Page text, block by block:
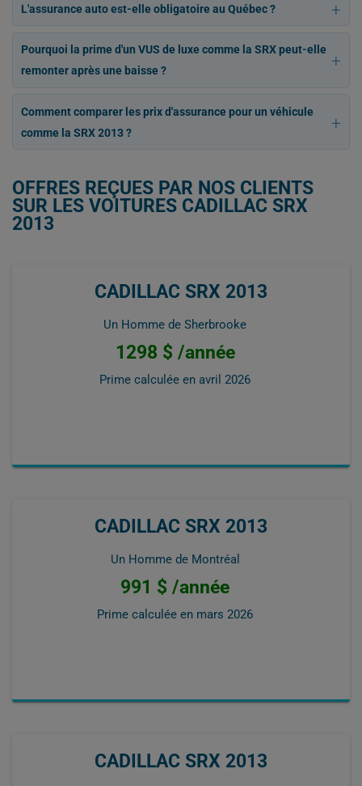
L'assurance auto est-elle obligatoire au Québec ?
Pourquoi la prime d'un VUS de luxe comme la SRX peut-elle
remonter après une baisse ?
Comment comparer les prix d'assurance pour un véhicule
comme la SRX 2013 ?
OFFRES REÇUES PAR NOS CLIENTS
SUR LES VOITURES CADILLAC SRX
2013
CADILLAC SRX 2013
Un Homme de Sherbrooke
1298 $ /année
Prime calculée en avril 2026
CADILLAC SRX 2013
Un Homme de Montréal
991 $ /année
Prime calculée en mars 2026
CADILLAC SRX 2013